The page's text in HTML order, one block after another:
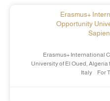
Erasmus+
Opportunity
Erasmus+ International
University of El Oued,
Italy For